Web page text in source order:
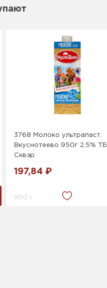
3768 Молоко ультрапаст.
Вкуснотеево 950г 2,5% ТБ
Сквэр
197,84 ₽
950 г.